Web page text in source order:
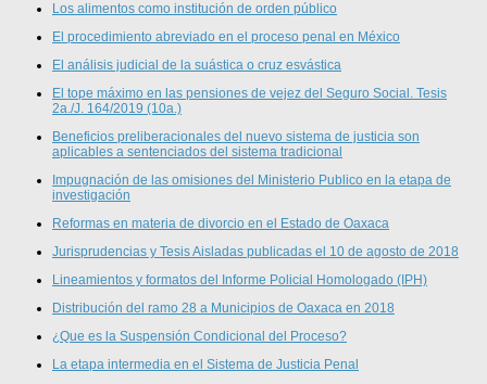
Los alimentos como institución de orden público
El procedimiento abreviado en el proceso penal en México
El análisis judicial de la suástica o cruz esvástica
El tope máximo en las pensiones de vejez del Seguro Social. Tesis
2a./J. 164/2019 (10a.)
Beneficios preliberacionales del nuevo sistema de justicia son
aplicables a sentenciados del sistema tradicional
Impugnación de las omisiones del Ministerio Publico en la etapa de
investigación
Reformas en materia de divorcio en el Estado de Oaxaca
Jurisprudencias y Tesis Aisladas publicadas el 10 de agosto de 2018
Lineamientos y formatos del Informe Policial Homologado (IPH)
Distribución del ramo 28 a Municipios de Oaxaca en 2018
¿Que es la Suspensión Condicional del Proceso?
La etapa intermedia en el Sistema de Justicia Penal